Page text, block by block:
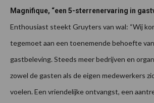
Magnifique, “een 5-sterrenervaring in
Enthousiast steekt Gruyters van wal: “Wij
tegemoet aan een toenemende behoefte
gastbeleving. Steeds meer bedrijven en
zowel de gasten als de eigen medewerkers
voelen. Een vriendelijke ontvangst, een